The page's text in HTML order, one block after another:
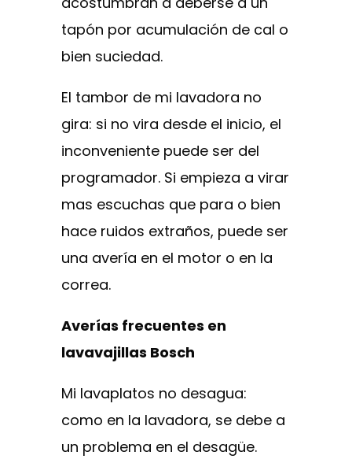
tapón por acumulación de cal o
bien suciedad.
El tambor de mi lavadora no
gira: si no vira desde el inicio, el
inconveniente puede ser del
programador. Si empieza a virar
mas escuchas que para o bien
hace ruidos extraños, puede ser
una avería en el motor o en la
correa.
Averías frecuentes en
lavavajillas Bosch
Mi lavaplatos no desagua:
como en la lavadora, se debe a
un problema en el desagüe.